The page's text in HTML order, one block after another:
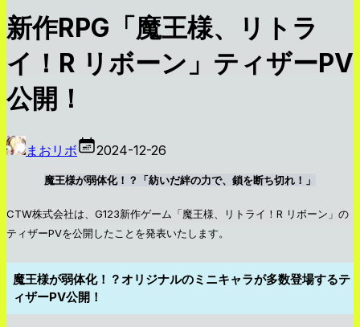
新作RPG「魔王様、リトラ
イ！R リボーン」ティザーPV
公開！
まおリボ 2024-12-26
魔王様が弱体化！？「紡いだ絆の力で、鎖を断ち切れ！」
CTW株式会社は、G123新作ゲーム「魔王様、リトライ！R リボーン」の
ティザーPVを公開したことを発表いたします。
魔王様が弱体化！？オリジナルのミニキャラが多数登場するテ
ィザーPV公開！